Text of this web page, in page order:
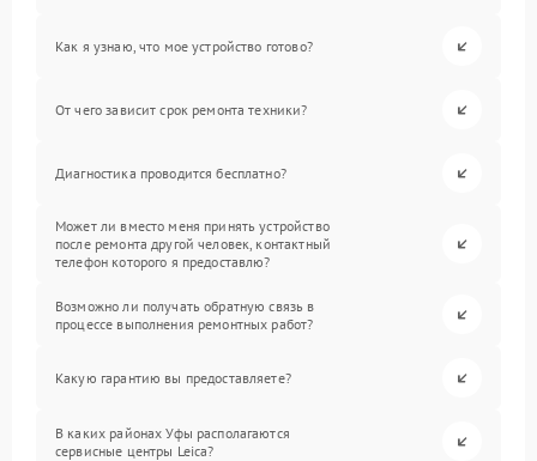
Как я узнаю, что мое устройство готово?
От чего зависит срок ремонта техники?
Диагностика проводится бесплатно?
Может ли вместо меня принять устройство
после ремонта другой человек, контактный
телефон которого я предоставлю?
Возможно ли получать обратную связь в
процессе выполнения ремонтных работ?
Какую гарантию вы предоставляете?
В каких районах Уфы располагаются
сервисные центры Leica?